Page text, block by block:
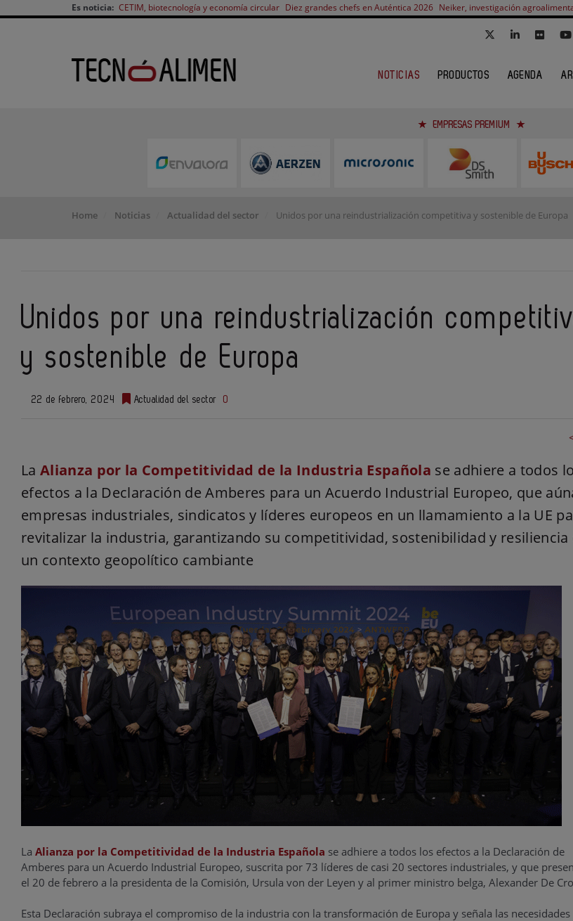
Es noticia: CETIM, biotecnología y economía circular Diez grandes chefs en Auténtica 2026 Neiker, investigación
NOTICIAS PRODUCTOS AGENDA
EMPRESAS PREMIUM
Home Noticias Actualidad del sector Unidos por una reindustrialización competitiva y sostenible de Europa
Unidos por una reindustrialización
y sostenible de Europa
22 de febrero, 2024 Actualidad del sector 0
La Alianza por la Competitividad de la Industria Española se adhiere a todos
efectos a la Declaración de Amberes para un Acuerdo Industrial Europeo, que
empresas industriales, sindicatos y líderes europeos en un llamamiento a la UE
revitalizar la industria, garantizando su competitividad, sostenibilidad y resiliencia
un contexto geopolítico cambiante
La Alianza por la Competitividad de la Industria Española se adhiere a todos los efectos a la Declaración de
Amberes para un Acuerdo Industrial Europeo, suscrita por 73 líderes de casi 20 sectores industriales, y que
el 20 de febrero a la presidenta de la Comisión, Ursula von der Leyen y al primer ministro belga, Alexander De
Esta Declaración subraya el compromiso de la industria con la transformación de Europa y señala las necesidades